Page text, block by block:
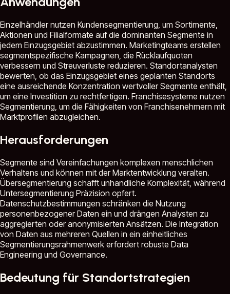
Einzelhändler nutzen Kundensegmentierung, um Sortimente,
Aktionen und Filialformate auf die dominanten Segmente in
jedem Einzugsgebiet abzustimmen. Marketingteams erstellen
segmentspezifische Kampagnen, die Rücklaufquoten
verbessern und Streuverluste reduzieren. Standortanalysten
bewerten, ob das Einzugsgebiet eines geplanten Standorts
eine ausreichende Konzentration wertvoller Segmente enthält,
um eine Investition zu rechtfertigen. Franchisesysteme nutzen
Segmentierung, um die Fähigkeiten von Franchisenehmern mit
Marktprofilen abzugleichen.
Herausforderungen
Segmente sind Vereinfachungen komplexen menschlichen
Verhaltens und können mit der Marktentwicklung veralten.
Übersegmentierung schafft unhandliche Komplexität, während
Untersegmentierung Präzision opfert.
Datenschutzbestimmungen schränken die Nutzung
personenbezogener Daten ein und drängen Analysten zu
aggregierten oder anonymisierten Ansätzen. Die Integration
von Daten aus mehreren Quellen in ein einheitliches
Segmentierungsrahmenwerk erfordert robuste Data
Engineering und Governance.
Bedeutung für Standortstrategien